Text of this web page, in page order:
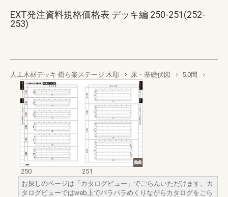
EXT発注資料規格価格表 デッキ編 250-251(252-
253)
人工木材デッキ 樹ら楽ステージ 木彫 床・基礎伏図 5.0間
250
251
お探しのページは「カタログビュー」でごらんいただけます。カ
タログビューではweb上でパラパラめくりながらカタログをごら